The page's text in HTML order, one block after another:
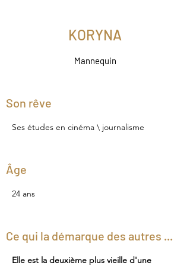
KORYNA
Mannequin
Son rêve
Ses études en cinéma \ journalisme
Âge
24 ans
Ce qui la démarque des autres ...
Elle est la deuxième plus vieille d'une